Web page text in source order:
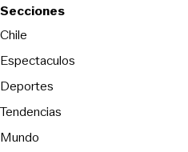
Secciones
Chile
Espectaculos
Deportes
Tendencias
Mundo